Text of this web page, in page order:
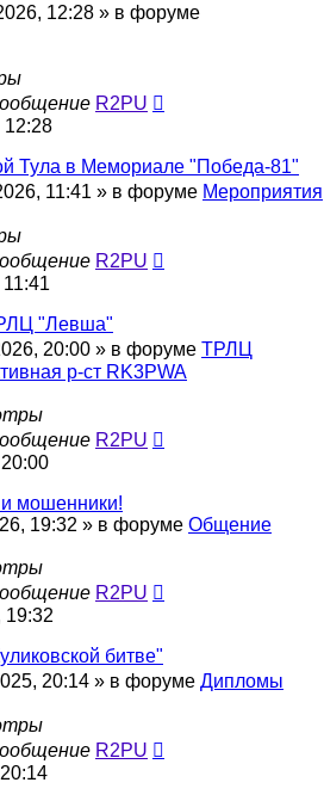
12:28 » в форуме
R2PU
12:28
Тула в Мемориале "Победа-81"
11:41 » в форуме Мероприятия
R2PU
"Левша"
20:00 » в форуме ТРЛЦ
р-ст RK3PWA
R2PU
мошенники!
19:32 » в форуме Общение
R2PU
19:32
битве"
20:14 » в форуме Дипломы
R2PU